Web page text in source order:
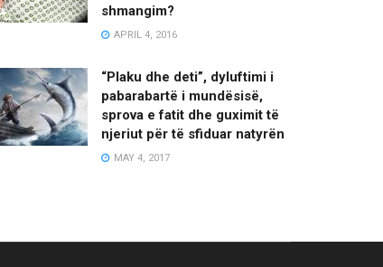
shmangim?
APRIL 4, 2016
“Plaku dhe deti”, dyluftimi i
pabarabartë i mundësisë,
sprova e fatit dhe guximit të
njeriut për të sfiduar natyrën
MAY 4, 2017